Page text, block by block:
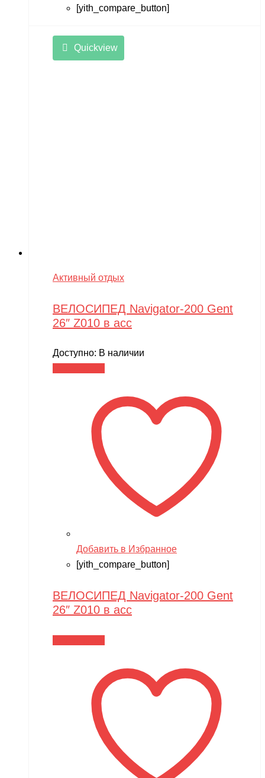
[yith_compare_button]
Quickview
Активный отдых
ВЕЛОСИПЕД Navigator-200 Gent
26″ Z010 в асс
Доступно: В наличии
Добавить в Избранное
[yith_compare_button]
ВЕЛОСИПЕД Navigator-200 Gent
26″ Z010 в асс